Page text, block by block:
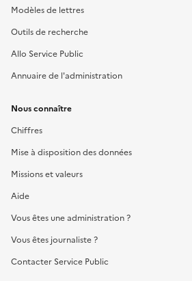
Modèles de lettres
Outils de recherche
Allo Service Public
Annuaire de l'administration
Nous connaître
Chiffres
Mise à disposition des données
Missions et valeurs
Aide
Vous êtes une administration ?
Vous êtes journaliste ?
Contacter Service Public